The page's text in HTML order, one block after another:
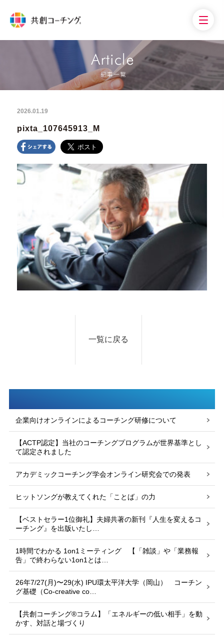
2026.01.19
pixta_107645913_M
一覧に戻る
企業向けオンラインによるコーチング研修について
【ACTP認定】当社のコーチングプログラムが世界基準とし
て認定されました
アカデミックコーチング学会オンライン研究会での発表
ヒットソングが教えてくれた「ことば」の力
【ベストセラー1位御礼】夫婦共著の新刊『人生を変えるコ
ーチング』を出版いたし…
1時間でわかる 1on1ミーティング 【「雑談」や「業務報
告」で終わらない1on1とは…
26年7/27(月)〜29(水) IPU環太平洋大学（岡山） コーチン
グ基礎（Co-creative co…
【共創コーチング®︎コラム】「エネルギーの低い相手」を動
かす、対話と場づくり